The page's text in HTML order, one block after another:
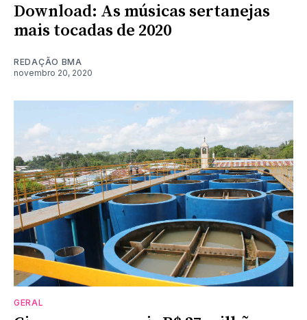
Download: As músicas sertanejas
mais tocadas de 2020
REDAÇÃO BMA
novembro 20, 2020
GERAL